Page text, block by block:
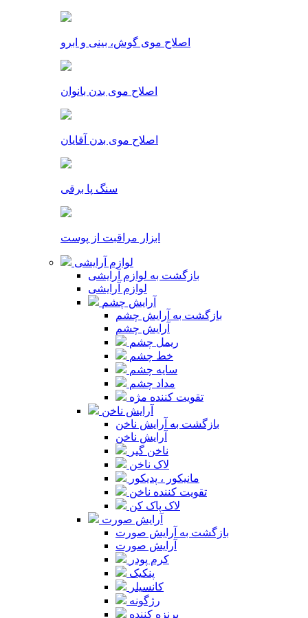
اصلاح موی گوش، بینی و ابرو
اصلاح موی بدن بانوان
اصلاح موی بدن آقایان
سنگ پا برقی
ابزار مراقبت از پوست
لوازم آرایشی
بازگشت به لوازم آرایشی
لوازم آرایشی
آرایش چشم
بازگشت به آرایش چشم
آرایش چشم
ریمل چشم
خط چشم
سایه چشم
مداد چشم
تقویت کننده مژه
آرایش ناخن
بازگشت به آرایش ناخن
آرایش ناخن
ناخن گیر
لاک ناخن
مانیکور ، پدیکور
تقویت کننده ناخن
لاک پاک کن
آرایش صورت
بازگشت به آرایش صورت
آرایش صورت
کرم پودر
پنکیک
کانسیلر
رژگونه
برنزه کننده